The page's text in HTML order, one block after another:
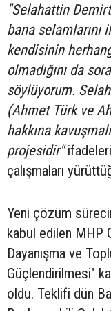
"Selahattin
bana selamlarını
kendisinin
olmadığını da
söylüyorum.
(Ahmet Türk ve
hakkına
projesidir"
çalışmaları
Yeni çözüm
kabul edilen MHP
Dayanışma ve
Güçlendirilmesi"
oldu. Teklifi dün